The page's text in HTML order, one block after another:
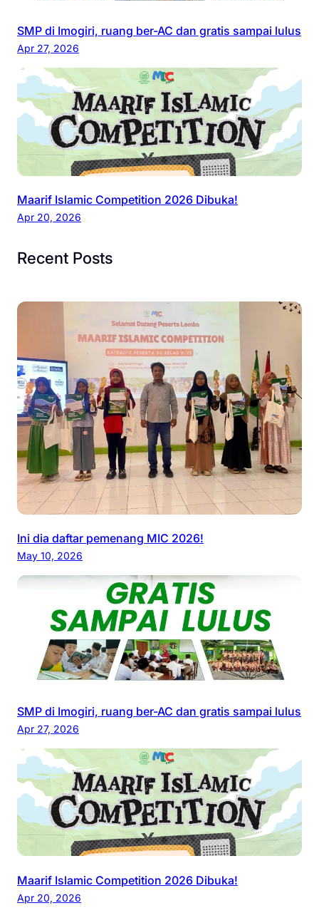
SMP di Imogiri, ruang ber-AC dan gratis sampai lulus
Apr 27, 2026
Maarif Islamic Competition 2026 Dibuka!
Apr 20, 2026
Recent Posts
Ini dia daftar pemenang MIC 2026!
May 10, 2026
SMP di Imogiri, ruang ber-AC dan gratis sampai lulus
Apr 27, 2026
Maarif Islamic Competition 2026 Dibuka!
Apr 20, 2026